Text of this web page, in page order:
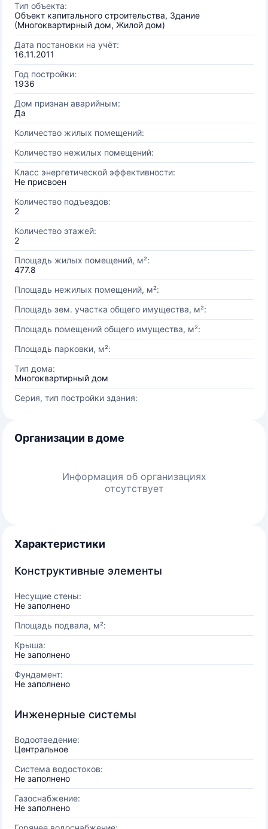
Тип объекта:
Объект капитального строительства, Здание
(Многоквартирный дом, Жилой дом)
Дата постановки на учёт:
16.11.2011
Год постройки:
1936
Дом признан аварийным:
Да
Количество жилых помещений:
Количество нежилых помещений:
Класс энергетической эффективности:
Не присвоен
Количество подъездов:
2
Количество этажей:
2
Площадь жилых помещений, м²:
477.8
Площадь нежилых помещений, м²:
Площадь зем. участка общего имущества, м²:
Площадь помещений общего имущества, м²:
Площадь парковки, м²:
Тип дома:
Многоквартирный дом
Серия, тип постройки здания:
Организации в доме
Информация об организациях
отсутствует
Характеристики
Конструктивные элементы
Несущие стены:
Не заполнено
Площадь подвала, м²:
Крыша:
Не заполнено
Фундамент:
Не заполнено
Инженерные системы
Водоотведение:
Центральное
Система водостоков:
Не заполнено
Газоснабжение:
Не заполнено